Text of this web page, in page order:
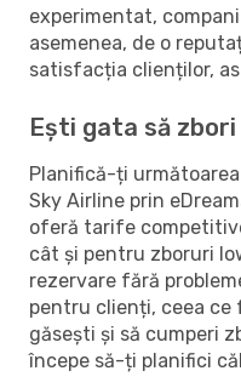
experimentat,
asemenea, de o
satisfacția clienților,
Ești gata să zbori
Planifică-ți
Sky Airline prin
oferă tarife
cât și pentru zboruri
rezervare fără
pentru clienți, ceea ce
găsești și să cumperi
începe să-ți planifici